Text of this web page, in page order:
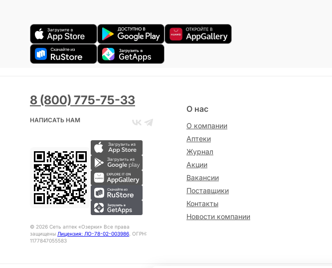
8 (800) 775-75-33
НАПИСАТЬ НАМ
© 2026 Сеть аптек «Озерки» Все права
защищены Лицензия: ЛО-78-02-003986, ОГРН:
1177847055583
О нас
О компании
Аптеки
Журнал
Акции
Вакансии
Поставщики
Контакты
Новости компании